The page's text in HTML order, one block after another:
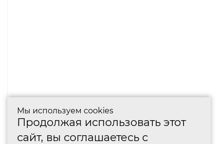
Мы используем cookies
Продолжая использовать этот
сайт, вы соглашаетесь с